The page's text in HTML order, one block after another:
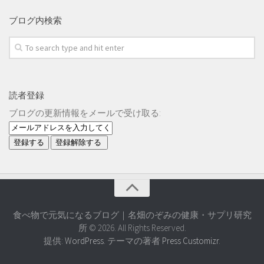
ブログ内検索
読者登録
ブログの更新情報をメールで受け取る:
食べ物で元気になるブログ｜名畑のぞみの健康・サプリ研究
所 © 2026. All Rights Reserved.
提供: WordPress . テーマの著者 Press Customizr.